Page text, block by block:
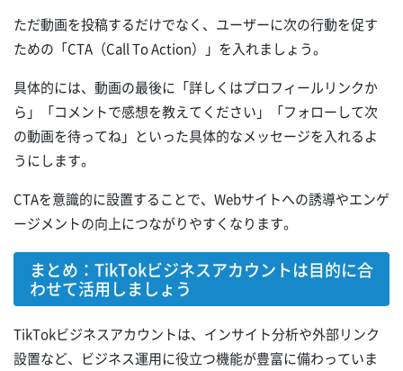
ただ動画を投稿するだけでなく、ユーザーに次の行動を促す
ための「CTA（Call To Action）」を入れましょう。
具体的には、動画の最後に「詳しくはプロフィールリンクか
ら」「コメントで感想を教えてください」「フォローして次
の動画を待ってね」といった具体的なメッセージを入れるよ
うにします。
CTAを意識的に設置することで、Webサイトへの誘導やエンゲ
ージメントの向上につながりやすくなります。
まとめ：TikTokビジネスアカウントは目的に合
わせて活用しましょう
TikTokビジネスアカウントは、インサイト分析や外部リンク
設置など、ビジネス運用に役立つ機能が豊富に備わっていま